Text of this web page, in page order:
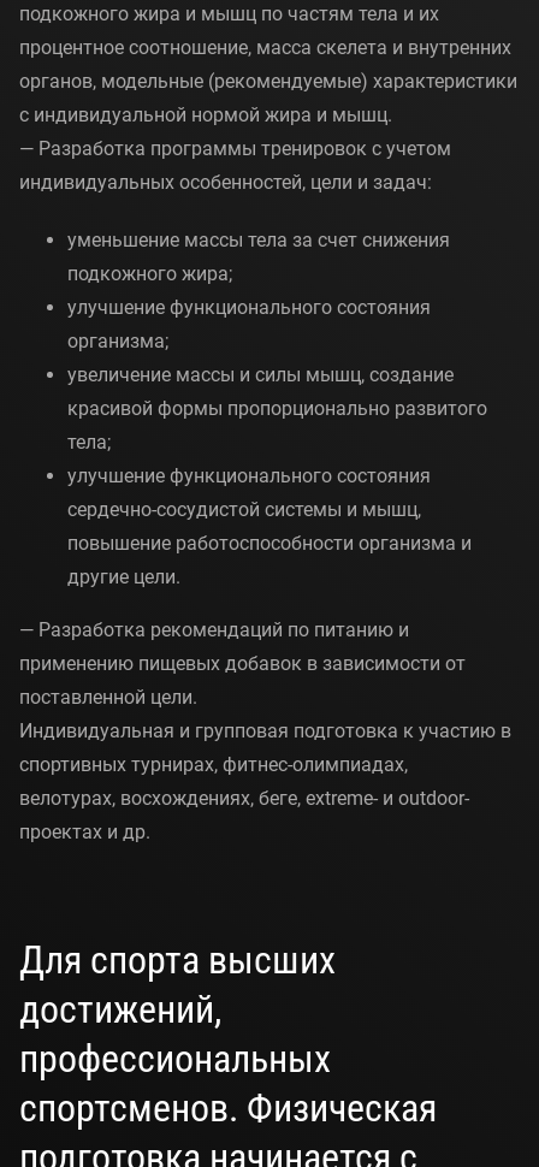
подкожного жира и мышц по частям тела и их
процентное соотношение, масса скелета и внутренних
органов, модельные (рекомендуемые) характеристики
с индивидуальной нормой жира и мышц.
— Разработка программы тренировок с учетом
индивидуальных особенностей, цели и задач:
уменьшение массы тела за счет снижения
подкожного жира;
улучшение функционального состояния
организма;
увеличение массы и силы мышц, создание
красивой формы пропорционально развитого
тела;
улучшение функционального состояния
сердечно-сосудистой системы и мышц,
повышение работоспособности организма и
другие цели.
— Разработка рекомендаций по питанию и
применению пищевых добавок в зависимости от
поставленной цели.
Индивидуальная и групповая подготовка к участию в
спортивных турнирах, фитнес-олимпиадах,
велотурах, восхождениях, беге, extreme- и outdoor-
проектах и др.
Для спорта высших
достижений,
профессиональных
спортсменов. Физическая
подготовка начинается с